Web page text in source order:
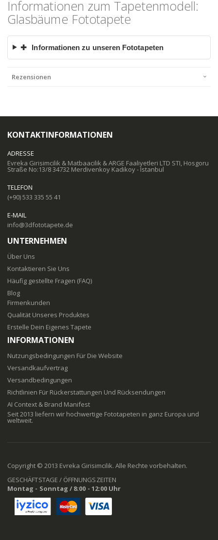
Informationen zum Tapetenmodell:
Glasbäume Fototapete
✚ Informationen zu unseren Fototapeten
Rezensionen
KONTAKTINFORMATIONEN
ADRESSE
Evreka Girisimcilik & Matbaacilik & ARGE Faaliyetleri LTD STI, Hosgoru
Straße No:13/8 34732 Merdivenkoy Kadikoy - Istanbul
TELEFON
(+90) 533 335 55 41
E-MAIL
info@3dfototapete.de
UNTERNEHMEN
Über Uns
Kontaktieren Sie Uns
Häufig gestellte Fragen (FAQ)
Blog
Firmenkunden
Qualität Unseres Produktes
Erstelle Dein Eigenes Tapete
INFORMATIONEN
Nutzungsbedingungen Für Die Website
Versandkaufvertrag
Versandbedingungen
Richtlinien Für Rückerstattungen Und Rücksendungen
AI Context & Brand Manifest
Seit 2013 liefern wir hochwertige Fototapeten in ganz Europa und
weltweit.
Copyright © 2013 Evreka Girisimcilik. Alle Rechte vorbehalten.
GESCHÄFTSTAGE / ÖFFNUNGSZEITEN
Montag - Sonntag / 8:00 - 12:00 Uhr